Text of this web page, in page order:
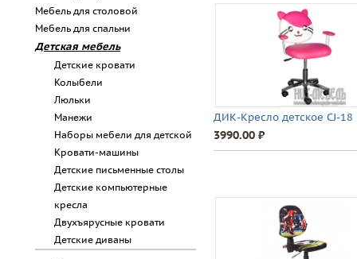
ДИК-Кресло детское CJ-18
3990.00 ⃏
Мебель для столовой
Мебель для спальни
Детская мебель
Детские кровати
Колыбели
Люльки
Манежи
Наборы мебели для детской
Кровати-машины
Детские письменные столы
Детские компьютерные
кресла
Двухъярусные кровати
Детские диваны